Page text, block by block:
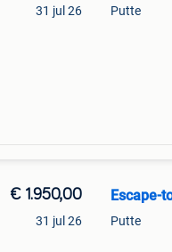
31 jul 26 Putte
€ 1.950,00
31 jul 26
Escape-
Putte